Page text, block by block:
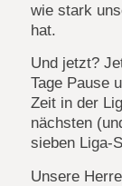
wie stark
hat.
Und jetzt?
Tage Pause
Zeit in der
nächsten
sieben Liga-
Unsere